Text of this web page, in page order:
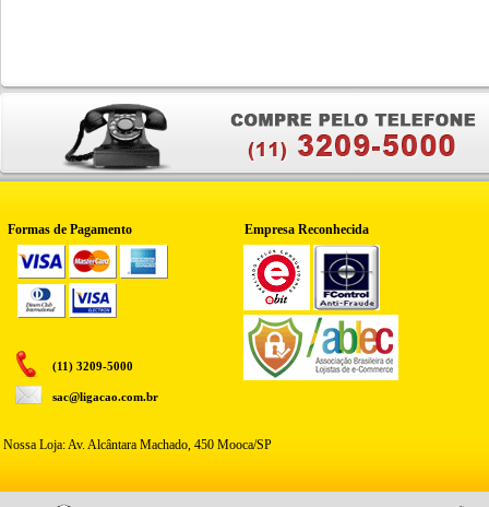
Formas de Pagamento Empresa Reconhecida
(11) 3209-5000
sac@ligacao.com.br
Nossa Loja: Av. Alcântara Machado, 450 Mooca/SP